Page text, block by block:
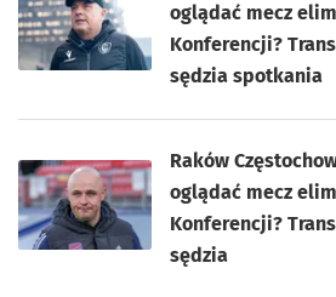
oglądać mecz
Konferencji?
sędzia spotkania
Raków
oglądać mecz
Konferencji?
sędzia